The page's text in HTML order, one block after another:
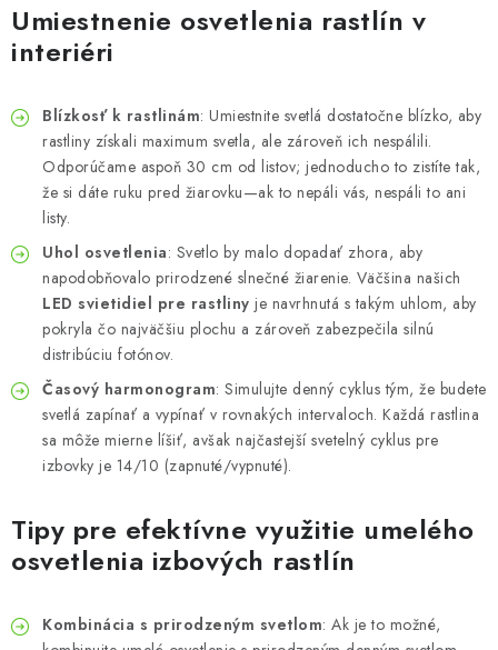
Umiestnenie osvetlenia rastlín v
interiéri
Blízkosť k rastlinám: Umiestnite svetlá dostatočne blízko, aby
rastliny získali maximum svetla, ale zároveň ich nespálili.
Odporúčame aspoň 30 cm od listov; jednoducho to zistíte tak,
že si dáte ruku pred žiarovku—ak to nepáli vás, nespáli to ani
listy.
Uhol osvetlenia: Svetlo by malo dopadať zhora, aby
napodobňovalo prirodzené slnečné žiarenie. Väčšina našich
LED svietidiel pre rastliny je navrhnutá s takým uhlom, aby
pokryla čo najväčšiu plochu a zároveň zabezpečila silnú
distribúciu fotónov.
Časový harmonogram: Simulujte denný cyklus tým, že budete
svetlá zapínať a vypínať v rovnakých intervaloch. Každá rastlina
sa môže mierne líšiť, avšak najčastejší svetelný cyklus pre
izbovky je 14/10 (zapnuté/vypnuté).
Tipy pre efektívne využitie umelého
osvetlenia izbových rastlín
Kombinácia s prirodzeným svetlom: Ak je to možné,